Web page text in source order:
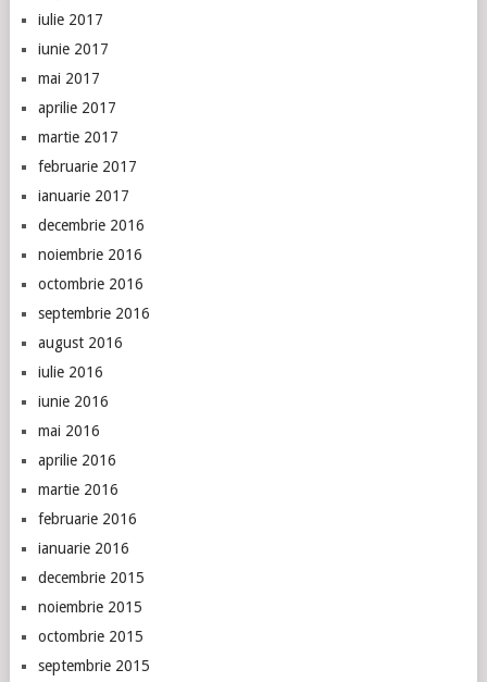
iulie 2017
iunie 2017
mai 2017
aprilie 2017
martie 2017
februarie 2017
ianuarie 2017
decembrie 2016
noiembrie 2016
octombrie 2016
septembrie 2016
august 2016
iulie 2016
iunie 2016
mai 2016
aprilie 2016
martie 2016
februarie 2016
ianuarie 2016
decembrie 2015
noiembrie 2015
octombrie 2015
septembrie 2015